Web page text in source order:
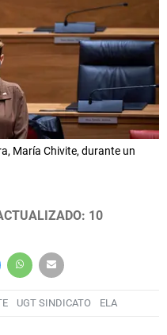
María Chivite, durante un
10
UGT SINDICATO ELA